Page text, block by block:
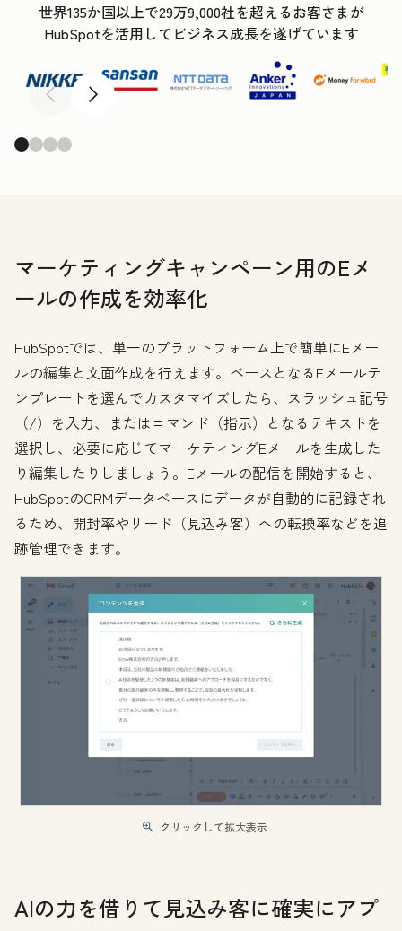
世界135か国以上で29万9,000社を超えるお客さまが
HubSpotを活用してビジネス成長を遂げています
前へ 次へ
マーケティングキャンペーン用のEメ
ールの作成を効率化
HubSpotでは、単一のプラットフォーム上で簡単にEメー
ルの編集と文面作成を行えます。ベースとなるEメールテ
ンプレートを選んでカスタマイズしたら、スラッシュ記号
（/）を入力、またはコマンド（指示）となるテキストを
選択し、必要に応じてマーケティングEメールを生成した
り編集したりしましょう。Eメールの配信を開始すると、
HubSpotのCRMデータベースにデータが自動的に記録され
るため、開封率やリード（見込み客）への転換率などを追
跡管理できます。
クリックして拡大表示
AIの力を借りて見込み客に確実にアプ